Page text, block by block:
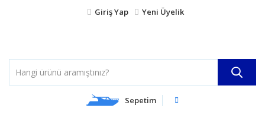
Giriş Yap Yeni Üyelik
Sepetim